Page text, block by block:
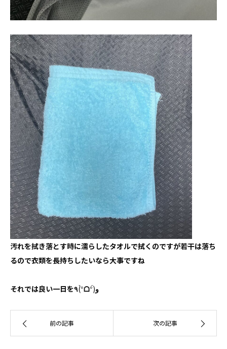
汚れを拭き落とす時に濡らしたタオルで拭くのですが若干は落ち
るので衣類を長持ちしたいなら大事ですね
それでは良い一日を٩(°̀ᗝ°́)و
前の記事 次の記事